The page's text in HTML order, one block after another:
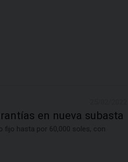
en nueva subasta
fijo hasta por 60,000 soles, con